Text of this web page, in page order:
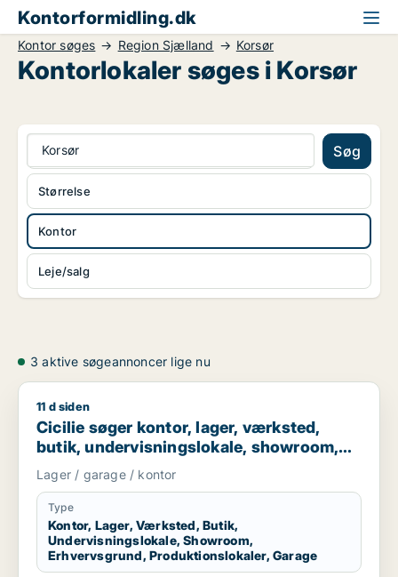
Kontorformidling.dk
Kontor søges Region Sjælland Korsør
Kontorlokaler søges i Korsør
Korsør Søg
Kontor
Leje/salg
Størrelse
3 aktive søgeannoncer lige nu
Cicilie søger kontor, lager, værksted, butik,
11 d siden
Cicilie søger kontor, lager, værksted,
butik, undervisningslokale, showroom,
erhvervsgrund, produktionslokaler eller
garage til leje i Region Sjælland eller
Nordsjælland
Lager / garage / kontor
Type
Kontor, Lager, Værksted, Butik,
Undervisningslokale, Showroom,
Erhvervsgrund, Produktionslokaler, Garage